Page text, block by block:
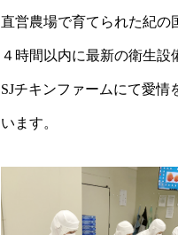
直営農場で育てられた紀の
４時間以内に最新の衛生設
SJチキンファームにて愛情
います。